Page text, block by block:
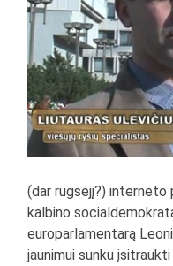
(dar rugsėjį?)
kalbino
europarlamentarą
jaunimui sunku